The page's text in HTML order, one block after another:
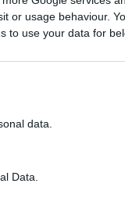
or usage behaviour.
to use your data for
data.
Data.
golyóval
lenni, naturalista
a Die Welt
amit Wagner
tudják, mit
a 66-os út
- játszódott, és